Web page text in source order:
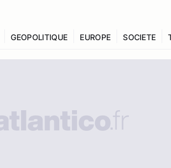
GEOPOLITIQUE EUROPE SOCIETE